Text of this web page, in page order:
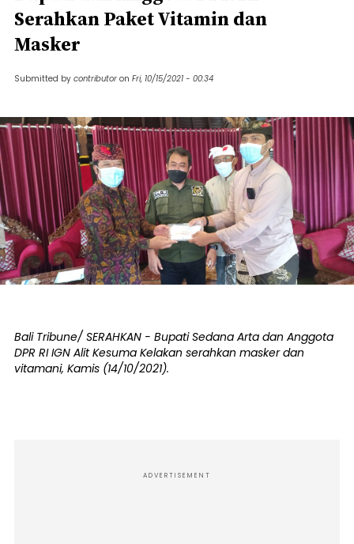
Serahkan Paket Vitamin dan
Masker
Submitted by contributor on Fri, 10/15/2021 - 00:34
Bali Tribune/ SERAHKAN - Bupati Sedana Arta dan Anggota
DPR RI IGN Alit Kesuma Kelakan serahkan masker dan
vitamani, Kamis (14/10/2021).
ADVERTISEMENT